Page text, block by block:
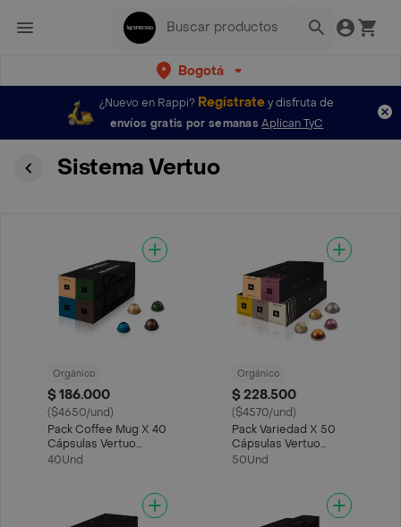
Bogotá
¿Nuevo en Rappi? Regístratey disfruta de
envíos gratis por semanas Aplican TyC
Sistema Vertuo
Orgánico
$ 186.000
($4650/und)
Pack Coffee Mug X 40
Cápsulas Vertuo
Nespresso
40Und
Orgánico
$ 228.500
($4570/und)
Pack Variedad X 50
Cápsulas Vertuo
Nespresso
50Und